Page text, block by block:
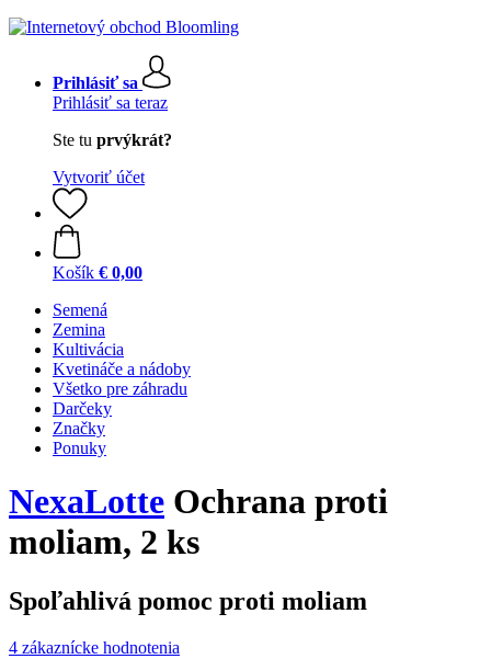
Prihlásiť sa
Prihlásiť sa teraz
Ste tu prvýkrát?
Vytvoriť účet
Košík € 0,00
Semená
Zemina
Kultivácia
Kvetináče a nádoby
Všetko pre záhradu
Darčeky
Značky
Ponuky
NexaLotte Ochrana proti
moliam, 2 ks
Spoľahlivá pomoc proti moliam
4 zákaznícke hodnotenia